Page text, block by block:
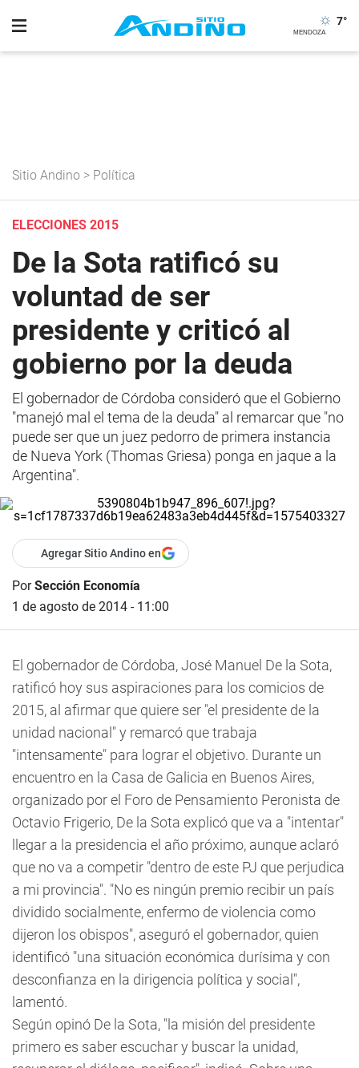
7°
Sitio Andino > Política
ELECCIONES 2015
De la Sota ratificó su
voluntad de ser
presidente y criticó al
gobierno por la deuda
El gobernador de Córdoba consideró que el Gobierno
"manejó mal el tema de la deuda" al remarcar que "no
puede ser que un juez pedorro de primera instancia
de Nueva York (Thomas Griesa) ponga en jaque a la
Argentina".
Agregar Sitio Andino en
PorSección Economía
1 de agosto de 2014 - 11:00
El gobernador de Córdoba, José Manuel De la Sota,
ratificó hoy sus aspiraciones para los comicios de
2015, al afirmar que quiere ser "el presidente de la
unidad nacional" y remarcó que trabaja
"intensamente" para lograr el objetivo. Durante un
encuentro en la Casa de Galicia en Buenos Aires,
organizado por el Foro de Pensamiento Peronista de
Octavio Frigerio, De la Sota explicó que va a "intentar"
llegar a la presidencia el año próximo, aunque aclaró
que no va a competir "dentro de este PJ que perjudica
a mi provincia". "No es ningún premio recibir un país
dividido socialmente, enfermo de violencia como
dijeron los obispos", aseguró el gobernador, quien
identificó "una situación económica durísima y con
desconfianza en la dirigencia política y social",
lamentó.
Según opinó De la Sota, "la misión del presidente
primero es saber escuchar y buscar la unidad,